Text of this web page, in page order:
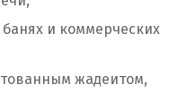
и коммерческих
жадеитом,